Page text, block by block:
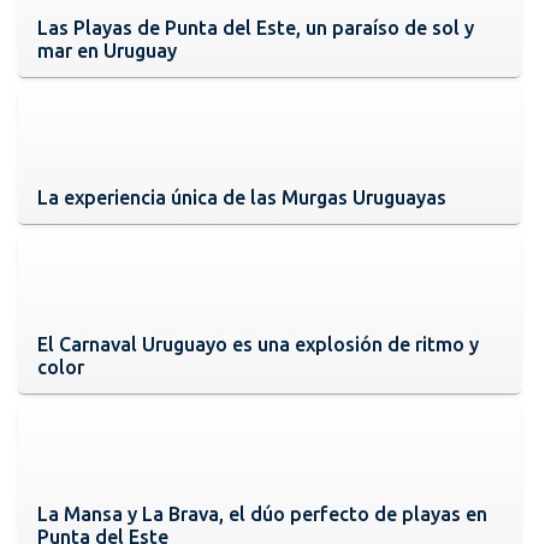
Las Playas de Punta del Este, un paraíso de sol y
mar en Uruguay
La experiencia única de las Murgas Uruguayas
El Carnaval Uruguayo es una explosión de ritmo y
color
La Mansa y La Brava, el dúo perfecto de playas en
Punta del Este